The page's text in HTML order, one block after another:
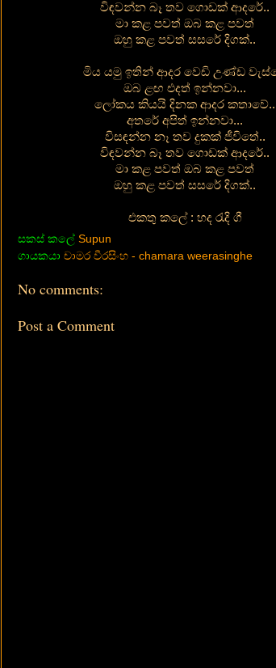
විඳවන්න බෑ තව ගොඩක් ආදරේ..
මා කළ පවත් ඔබ කළ පවත්
ඔහු කළ පවත් සසරේ දිගක්..
මිය යමු ඉතින් ආදර වෙඩි උණ්ඩ
ඔබ ළඟ එදත් ඉන්නවා...
ලෝකය කියයි දිනක ආදර කතාවේ..
අතරේ අපිත් ඉන්නවා...
විසඳන්න නෑ තව දුකක් ජීවිතේ..
විඳවන්න බෑ තව ගොඩක් ආදරේ..
මා කළ පවත් ඔබ කළ පවත්
ඔහු කළ පවත් සසරේ දිගක්..
එකතු කලේ : හද රැදි ගී
සකස් කලේ Supun
ගායකයා චාමර වීරසිංහ - chamara weerasinghe
No comments:
Post a Comment